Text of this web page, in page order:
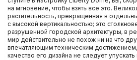
на мгновение, чтобы взять все это.
растительность, превращенная в
с высокой вертикальностью; это
разрушенной городской архитектуры, в
мир действительно не похож ни на что
впечатляющим техническим
качество его дизайна не следует упускать